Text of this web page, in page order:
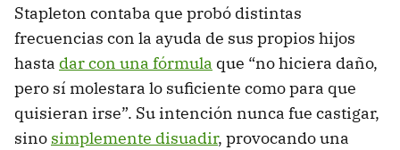
Stapleton contaba que probó distintas
frecuencias con la ayuda de sus propios hijos
hasta dar con una fórmula que “no hiciera daño,
pero sí molestara lo suficiente como para que
quisieran irse”. Su intención nunca fue castigar,
sino simplemente disuadir, provocando una